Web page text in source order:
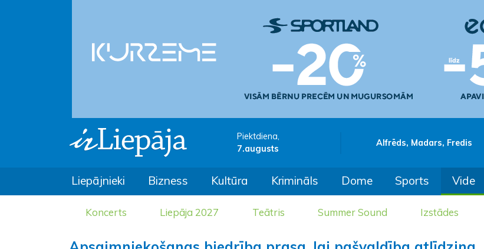
Piektdiena,
7.augusts
Alfrēds, Madars, Fredis
Liepājnieki Bizness Kultūra Krimināls Dome Sports Vide
Koncerts Liepāja 2027 Teātris Summer Sound Izstādes